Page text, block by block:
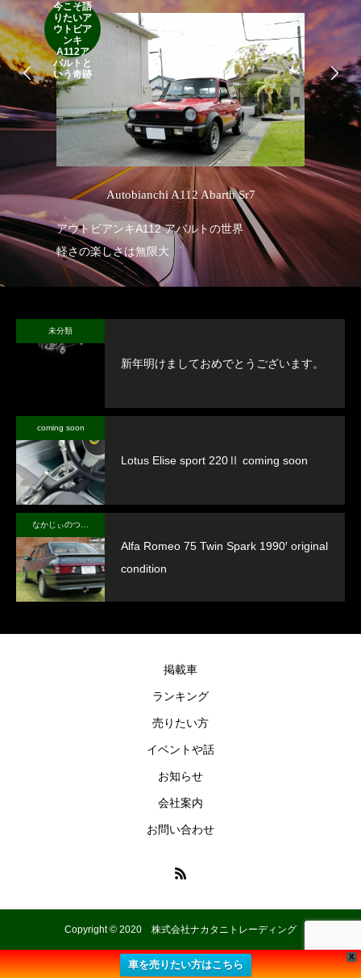
今こそ語
りたいア
ウトビア
ンキ
A112ア
バルトと
いう奇跡
Autobianchi A112 Abarth Sr7
アウトビアンキA112 アバルトの世界
軽さの楽しさは無限大
未分類
新年明けましておめでとうございます。
coming soon
Lotus Elise sport 220Ⅱ coming soon
Alfa Romeo 75 Twin Spark 1990′ original
condition
掲載車
ランキング
売りたい方
イベントや話
お知らせ
会社案内
お問い合わせ
Copyright © 2020 株式会社ナカタニトレーディング
X
車を売りたい方はこちら